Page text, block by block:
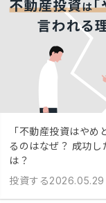
「不動産投資はやめ
るのはなぜ？ 成功
は？
投資する2026.05.29